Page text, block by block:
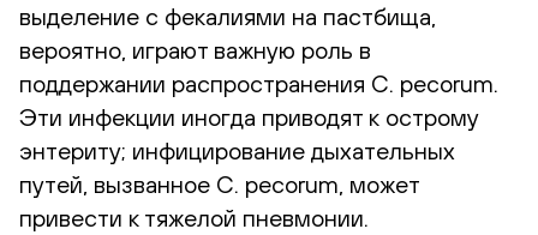
выделение с фекалиями на пастбища,
вероятно, играют важную роль в
поддержании распространения C. pecorum.
Эти инфекции иногда приводят к острому
энтериту; инфицирование дыхательных
путей, вызванное C. pecorum, может
привести к тяжелой пневмонии.